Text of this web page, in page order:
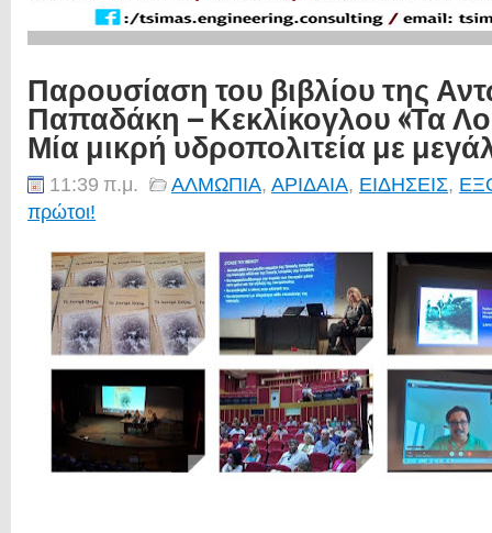
Παρουσίαση του βιβλίου της
Παπαδάκη – Κεκλίκογλου «Τα
Μία μικρή υδροπολιτεία με
11:39 π.μ. ΑΛΜΩΠΙΑ, ΑΡΙΔΑΙΑ, ΕΙΔΗΣΕΙΣ,
πρώτοι!